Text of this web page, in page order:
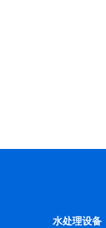
水处理设备